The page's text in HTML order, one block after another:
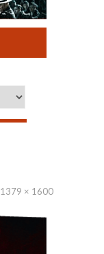
1379 × 1600